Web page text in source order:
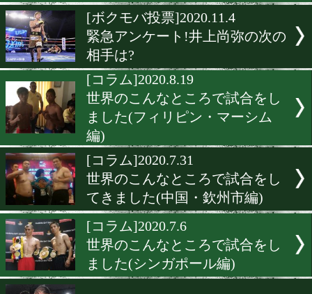
[コラム]2020.12.28
大晦日のボクシングを振り
[ジム訪問]2020.11.14
だいごのジム訪問(結花ス
ジム編)
[ボクモバ投票]2020.11.4
緊急アンケート!井上尚弥
相手は?
[コラム]2020.8.19
世界のこんなところで試合
ました(フィリピン・マー